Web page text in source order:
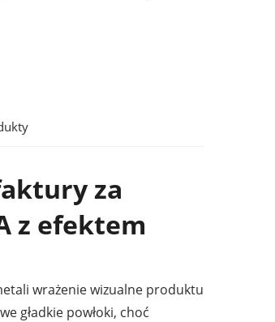
za
z efektem
wrażenie wizualne produktu
gładkie powłoki, choć